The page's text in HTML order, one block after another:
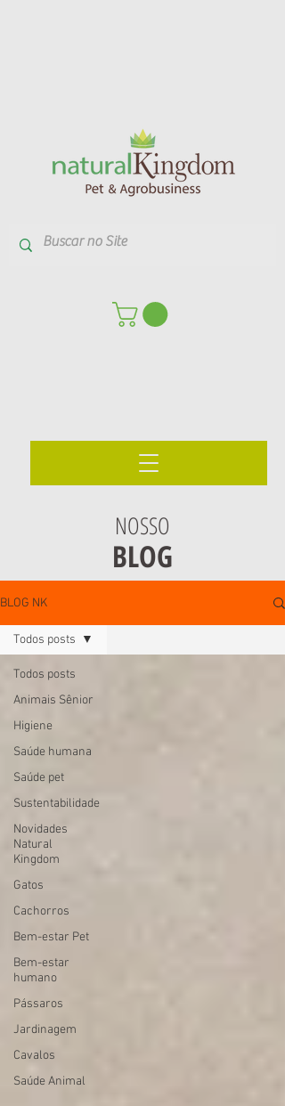
NOSSO
BLOG
BLOG NK
Todos posts
Animais Sênior
Higiene
Saúde humana
Saúde pet
Sustentabilidade
Novidades
Natural
Kingdom
Gatos
Cachorros
Bem-estar Pet
Bem-estar
humano
Pássaros
Jardinagem
Cavalos
Saúde Animal
Todos posts